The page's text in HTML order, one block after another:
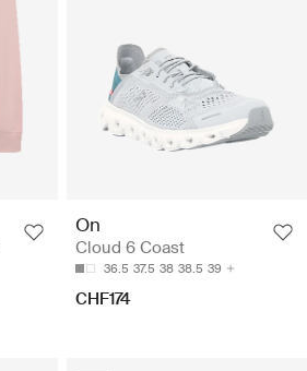
On
Cloud 6 Coast
36.5 37.5 38 38.5 39
CHF174